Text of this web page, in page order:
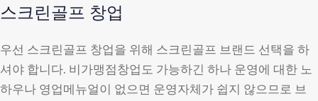
스크린골프 창업
우선 스크린골프 창업을 위해 스크린골프 브랜드 선택을 하
셔야 합니다. 비가맹점창업도 가능하긴 하나 운영에 대한 노
하우나 영업메뉴얼이 없으면 운영자체가 쉽지 않으므로 브